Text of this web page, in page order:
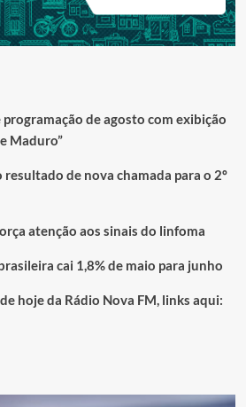
de agosto com exibição
Maduro”
de nova chamada para o 2º
atenção aos sinais do linfoma
cai 1,8% de maio para junho
hoje da Rádio Nova FM, links aqui: